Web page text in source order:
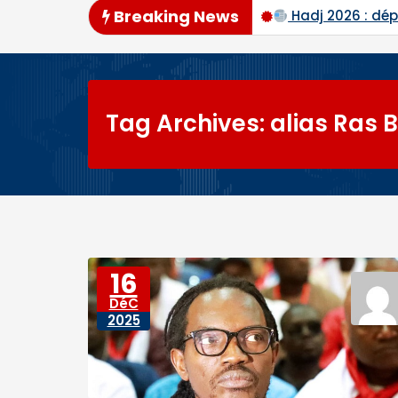
Breaking News
et de Ras Bath programmés Hadj 2026 :
Tag Archives: alias Ras
16
DéC
2025